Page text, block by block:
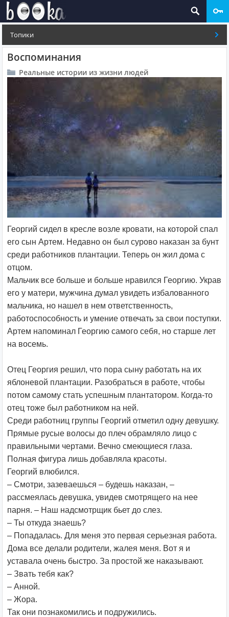
Топики
Воспоминания
Реальные истории из жизни людей
Георгий сидел в кресле возле кровати, на которой спал
его сын Артем. Недавно он был сурово наказан за бунт
среди работников плантации. Теперь он жил дома с
отцом.
Мальчик все больше и больше нравился Георгию. Украв
его у матери, мужчина думал увидеть избалованного
мальчика, но нашел в нем ответственность,
работоспособность и умение отвечать за свои поступки.
Артем напоминал Георгию самого себя, но старше лет
на восемь.
Отец Георгия решил, что пора сыну работать на их
яблоневой плантации. Разобраться в работе, чтобы
потом самому стать успешным плантатором. Когда-то
отец тоже был работником на ней.
Среди работниц группы Георгий отметил одну девушку.
Прямые русые волосы до плеч обрамляло лицо с
правильными чертами. Вечно смеющиеся глаза.
Полная фигура лишь добавляла красоты.
Георгий влюбился.
– Смотри, зазеваешься – будешь наказан, –
рассмеялась девушка, увидев смотрящего на нее
парня. – Наш надсмотрщик бьет до слез.
– Ты откуда знаешь?
– Попадалась. Для меня это первая серьезная работа.
Дома все делали родители, жалея меня. Вот я и
уставала очень быстро. За простой же наказывают.
– Звать тебя как?
– Анной.
– Жора.
Так они познакомились и подружились.